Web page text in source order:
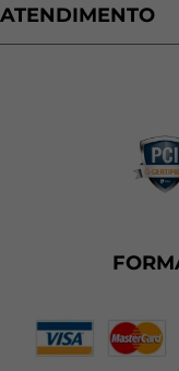
Nossas Lojas
ATENDIMENTO
Política de
Trocas e
Regras de
Termos de Uso
Plano de Corte